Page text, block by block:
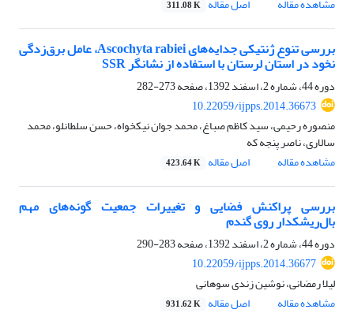
مشاهده مقاله
اصل مقاله 311.08 K
بررسی تنوع ژنتیکی جدایه‌های Ascochyta rabiei، عامل برق‌زدگی
نخود در استان لرستان با استفاده از نشانگر SSR
دوره 44، شماره 2، اسفند 1392، صفحه
273-282
10.22059/ijpps.2014.36673
منصوره رحیمی، سید کاظم صباغ، محمد جوان نیکخواه، حسن سلطانلو، محمد
سالاری، ناصر پنجه که
مشاهده مقاله
اصل مقاله 423.64 K
بررسی پراکنش فضایی و تغییرات جمعیت گونه‌های مهم
بال‌ریشکدار روی گندم
دوره 44، شماره 2، اسفند 1392، صفحه
283-290
10.22059/ijpps.2014.36677
لیلا رمضانی، نوشین زندی سوهانی
مشاهده مقاله
اصل مقاله 931.62 K